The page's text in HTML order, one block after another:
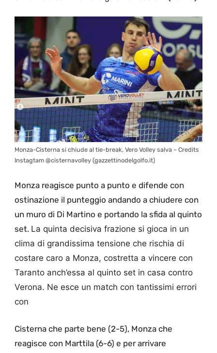
Monza-Cisterna si chiude al tie-break, Vero Volley salva – Credits
Instagtam @cisternavolley (gazzettinodelgolfo.it)
Monza reagisce punto a punto e difende con
ostinazione il punteggio andando a chiudere con
un muro di Di Martino e portando la sfida al quinto
set. La quinta decisiva frazione si gioca in un
clima di grandissima tensione che rischia di
costare caro a Monza, costretta a vincere con
Taranto anch’essa al quinto set in casa contro
Verona. Ne esce un match con tantissimi errori
con
Cisterna che parte bene (2-5), Monza che
reagisce con Marttila (6-6) e per arrivare